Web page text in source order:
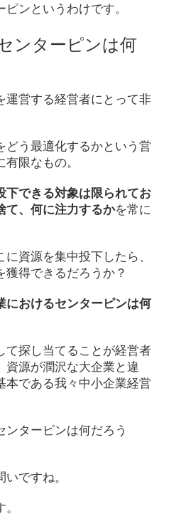
ンというわけです。
ンターピンは何
運営する経営者にとって非
どう最適化するかという営
限なもの。
下できる対象は限られてお
て、何に注力するかを常に
資源を集中投下したら、
獲得できるだろうか？
におけるセンターピンは何
て探し当てることが経営者
資源が潤沢な大企業と違
本である我々中小企業経営
ンターピンは何だろう
ですね。